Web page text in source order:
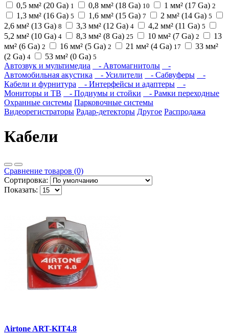
0,5 мм² (20 Ga) 1 0,8 мм² (18 Ga) 10 1 мм² (17 Ga) 2
1,3 мм² (16 Ga) 5 1,6 мм² (15 Ga) 7 2 мм² (14 Ga) 5
2,6 мм² (13 Ga) 8 3,3 мм² (12 Ga) 4 4,2 мм² (11 Ga) 5
5,2 мм² (10 Ga) 4 8,3 мм² (8 Ga) 25 10 мм² (7 Ga) 2
13
мм² (6 Ga) 2 16 мм² (5 Ga) 2 21 мм² (4 Ga) 17
33 мм²
(2 Ga) 4 53 мм² (0 Ga) 5
Автозвук и мультимедиа - Автомагнитолы
-
Автомобильная акустика
- Усилители - Сабвуферы
-
Кабели и фурнитура
- Интерфейсы и адаптеры
-
Мониторы и ТВ
- Подиумы и стойки
- Рамки переходные
Охранные системы Парковочные системы
Видеорегистраторы Радар-детекторы Другое Распродажа
Кабели
Сравнение товаров (0)
Сортировка:
Показать:
Airtone ART-KIT4.8